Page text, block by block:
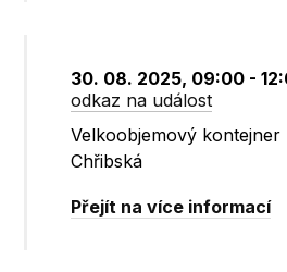
30. 08. 2025, 09:00 -
odkaz na událost
Velkoobjemový
Chřibská
Přejít na více informací